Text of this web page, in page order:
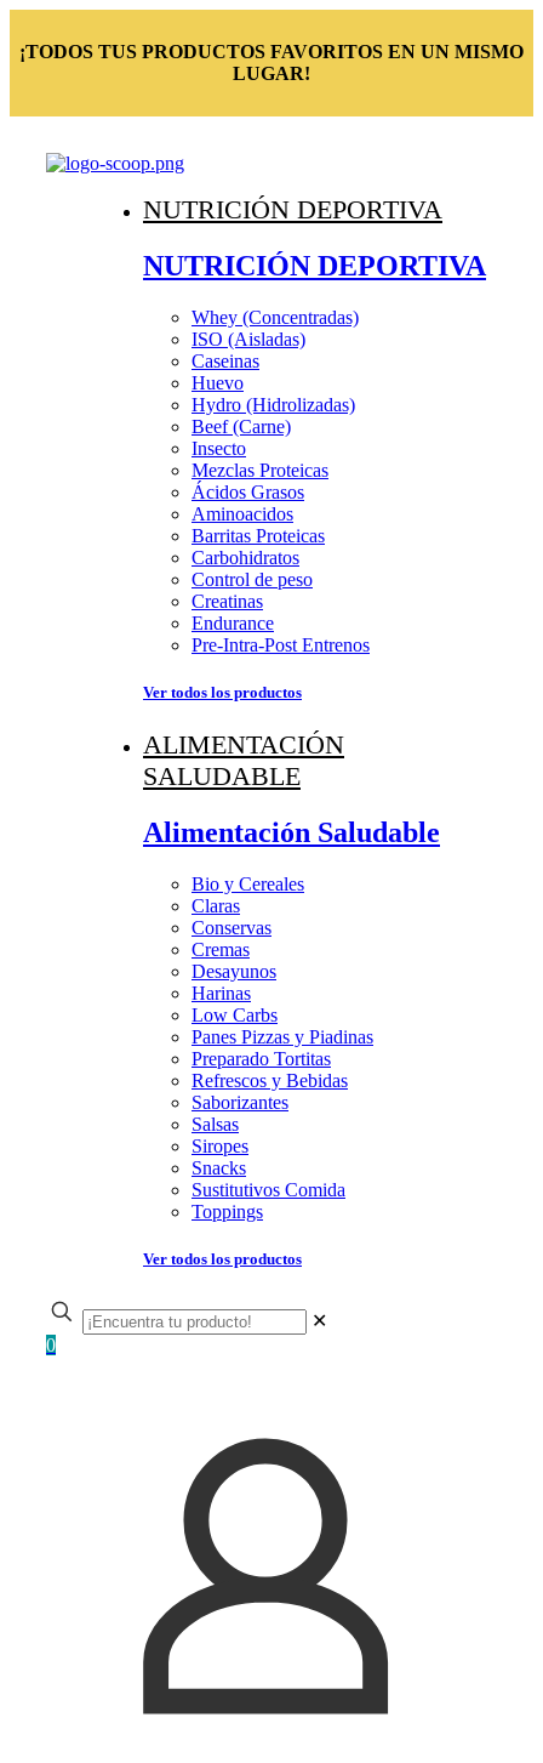
¡TODOS TUS PRODUCTOS FAVORITOS EN UN MISMO
LUGAR!
NUTRICIÓN DEPORTIVA
NUTRICIÓN DEPORTIVA
Whey (Concentradas)
ISO (Aisladas)
Caseinas
Huevo
Hydro (Hidrolizadas)
Beef (Carne)
Insecto
Mezclas Proteicas
Ácidos Grasos
Aminoacidos
Barritas Proteicas
Carbohidratos
Control de peso
Creatinas
Endurance
Pre-Intra-Post Entrenos
Ver todos los productos
ALIMENTACIÓN
SALUDABLE
Alimentación Saludable
Bio y Cereales
Claras
Conservas
Cremas
Desayunos
Harinas
Low Carbs
Panes Pizzas y Piadinas
Preparado Tortitas
Refrescos y Bebidas
Saborizantes
Salsas
Siropes
Snacks
Sustitutivos Comida
Toppings
Ver todos los productos
✕
0